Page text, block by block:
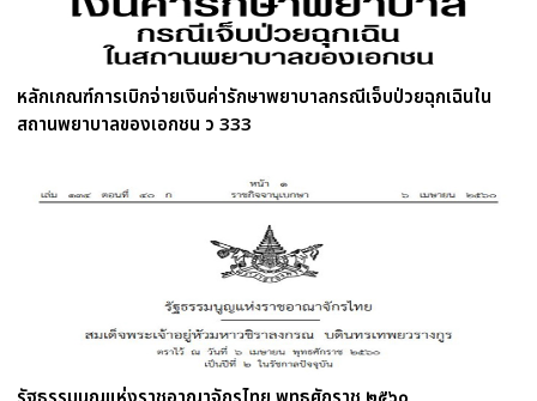
หลักเกณฑ์การเบิกจ่ายเงินค่ารักษาพยาบาลกรณีเจ็บป่วยฉุกเฉินใน
สถานพยาบาลของเอกชน ว 333